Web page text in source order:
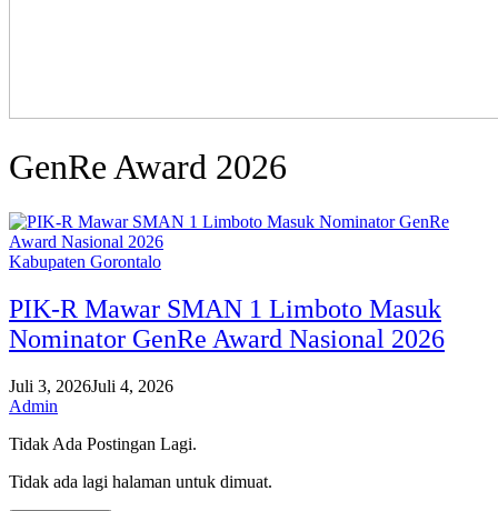
GenRe Award 2026
Kabupaten Gorontalo
PIK-R Mawar SMAN 1 Limboto Masuk
Nominator GenRe Award Nasional 2026
Juli 3, 2026Juli 4, 2026
Admin
Tidak Ada Postingan Lagi.
Tidak ada lagi halaman untuk dimuat.